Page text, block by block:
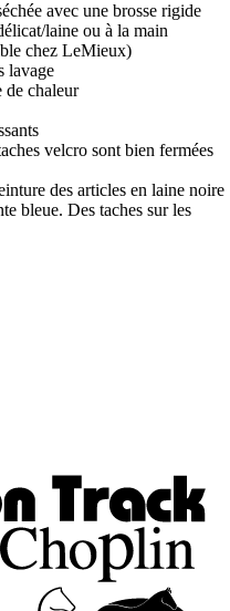
avec une brosse rigide
laine ou à la main
chez LeMieux)
lavage
de chaleur
velcro sont bien fermées
des articles en laine noire
bleue. Des taches sur les